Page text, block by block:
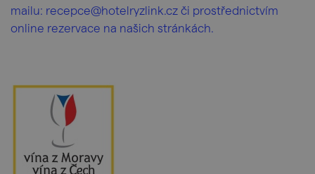
mailu: recepce@hotelryzlink.cz či prostřednictvím
online rezervace na našich stránkách.